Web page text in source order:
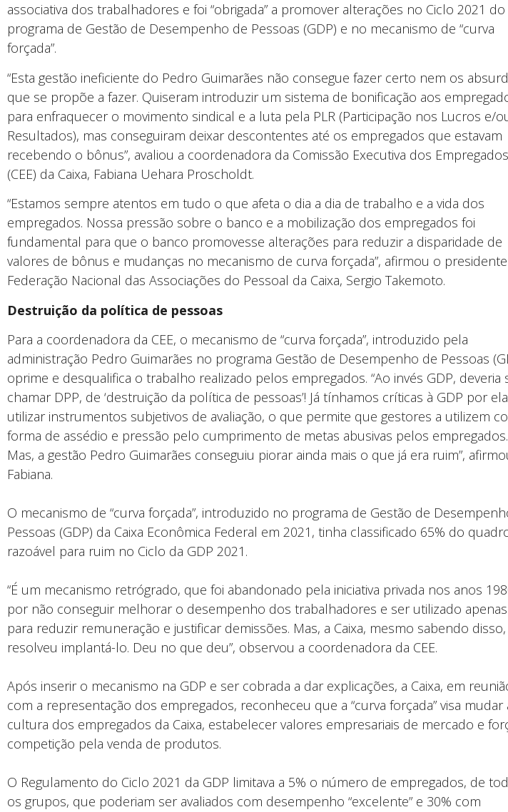
associativa dos trabalhadores e foi “obrigada” a promover alterações no Ciclo 2021 do
programa de Gestão de Desempenho de Pessoas (GDP) e no mecanismo de “curva
forçada”.
“Esta gestão ineficiente do Pedro Guimarães não consegue fazer certo nem os
que se propõe a fazer. Quiseram introduzir um sistema de bonificação aos
para enfraquecer o movimento sindical e a luta pela PLR (Participação nos Lucros e/
Resultados), mas conseguiram deixar descontentes até os empregados que estavam
recebendo o bônus”, avaliou a coordenadora da Comissão Executiva dos Empregados
(CEE) da Caixa, Fabiana Uehara Proscholdt.
“Estamos sempre atentos em tudo o que afeta o dia a dia de trabalho e a vida dos
empregados. Nossa pressão sobre o banco e a mobilização dos empregados foi
fundamental para que o banco promovesse alterações para reduzir a disparidade de
valores de bônus e mudanças no mecanismo de curva forçada”, afirmou o
Federação Nacional das Associações do Pessoal da Caixa, Sergio Takemoto.
Destruição da política de pessoas
Para a coordenadora da CEE, o mecanismo de “curva forçada”, introduzido pela
administração Pedro Guimarães no programa Gestão de Desempenho de Pessoas
oprime e desqualifica o trabalho realizado pelos empregados. “Ao invés GDP, deveria
chamar DPP, de ‘destruição da política de pessoas’! Já tínhamos críticas à GDP por ela
utilizar instrumentos subjetivos de avaliação, o que permite que gestores a utilizem
forma de assédio e pressão pelo cumprimento de metas abusivas pelos empregados.
Mas, a gestão Pedro Guimarães conseguiu piorar ainda mais o que já era ruim”,
Fabiana.
O mecanismo de “curva forçada”, introduzido no programa de Gestão de
Pessoas (GDP) da Caixa Econômica Federal em 2021, tinha classificado 65% do
razoável para ruim no Ciclo da GDP 2021.
“É um mecanismo retrógrado, que foi abandonado pela iniciativa privada nos anos
por não conseguir melhorar o desempenho dos trabalhadores e ser utilizado apenas
para reduzir remuneração e justificar demissões. Mas, a Caixa, mesmo sabendo disso,
resolveu implantá-lo. Deu no que deu”, observou a coordenadora da CEE.
Após inserir o mecanismo na GDP e ser cobrada a dar explicações, a Caixa, em
com a representação dos empregados, reconheceu que a “curva forçada” visa mudar
cultura dos empregados da Caixa, estabelecer valores empresariais de mercado e
competição pela venda de produtos.
O Regulamento do Ciclo 2021 da GDP limitava a 5% o número de empregados, de
os grupos, que poderiam ser avaliados com desempenho “excelente” e 30% com